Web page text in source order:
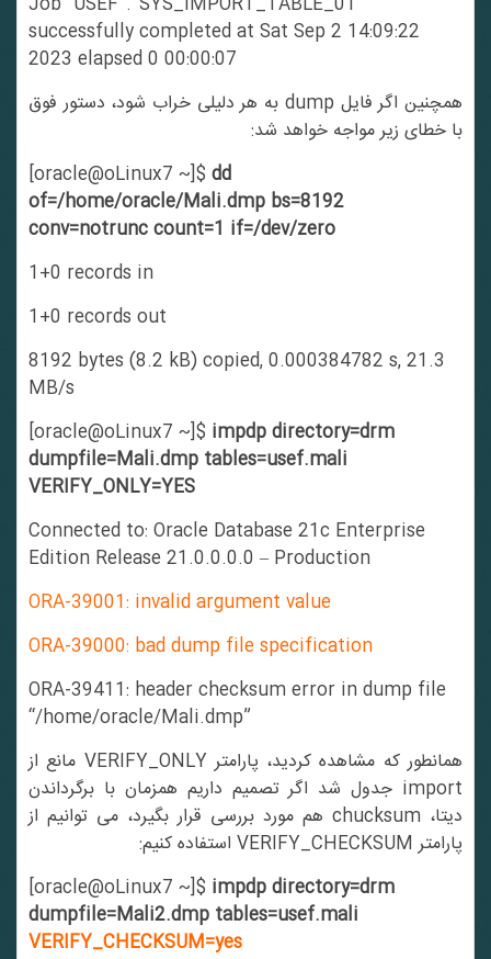
successfully completed at Sat Sep 2 14:09:22
2023 elapsed 0 00:00:07
همچنین اگر فایل dump به هر دلیلی خراب شود، دستور فوق
با خطای زیر مواجه خواهد شد:
[oracle@oLinux7 ~]$
of=/home/oracle/Mali.dmp bs=8192
conv=notrunc count=1 if=/dev/zero
1+0 records in
1+0 records out
8192 bytes (8.2 kB) copied, 0.000384782 s, 21.3
MB/s
[oracle@oLinux7 ~]$impdp directory=drm
dumpfile=Mali.dmp tables=usef.mali
VERIFY_ONLY=YES
Connected to: Oracle Database 21c Enterprise
Edition Release 21.0.0.0.0 – Production
ORA-39001: invalid argument value
ORA-39000: bad dump file specification
ORA-39411: header checksum error in dump file
“/home/oracle/Mali.dmp”
همانطور که مشاهده کردید، پارامتر VERIFY_ONLY مانع از
import جدول شد اگر تصمیم داریم همزمان با برگرداندن
دیتا، chucksum هم مورد بررسی قرار بگیرد، می توانیم از
پارامتر VERIFY_CHECKSUM استفاده کنیم:
[oracle@oLinux7 ~]$impdp directory=drm
dumpfile=Mali2.dmp tables=usef.mali
VERIFY_CHECKSUM=yes